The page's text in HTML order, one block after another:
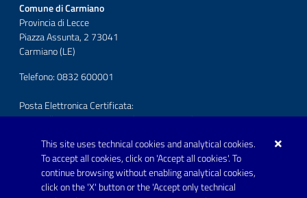
This site uses technical cookies and analytical cookies.
To accept all cookies, click on 'Accept all cookies'. To
continue browsing without enabling analytical cookies,
click on the 'X' button or the 'Accept only technical
Comune di Carmiano
Provincia di Lecce
Piazza Assunta, 2 73041
Carmiano (LE)
Telefono: 0832 600001
Posta Elettronica Certificata:
protocollo.comunecarmiano@pec.rupar.puglia.it
URP - Ufficio Relazioni con il Pubblico
FOLLOW US ON